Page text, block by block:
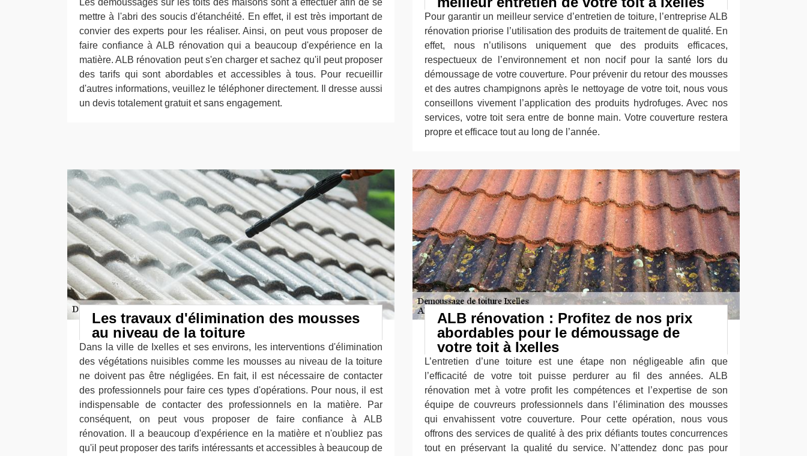
Les démoussages sur les toits des maisons sont à effectuer afin de se
mettre à l'abri des soucis d'étanchéité. En effet, il est très important de
convier des experts pour les réaliser. Ainsi, on peut vous proposer de
faire confiance à ALB rénovation qui a beaucoup d'expérience en la
matière. ALB rénovation peut s'en charger et sachez qu'il peut proposer
des tarifs qui sont abordables et accessibles à tous. Pour recueillir
d'autres informations, veuillez le téléphoner directement. Il dresse aussi
un devis totalement gratuit et sans engagement.
Pour garantir un meilleur service d’entretien de toiture, l’entreprise ALB
rénovation priorise l’utilisation des produits de traitement de qualité. En
effet, nous n’utilisons uniquement que des produits efficaces,
respectueux de l’environnement et non nocif pour la santé lors du
démoussage de votre couverture. Pour prévenir du retour des mousses
et des autres champignons après le nettoyage de votre toit, nous vous
conseillons vivement l’application des produits hydrofuges. Avec nos
services, votre toit sera entre de bonne main. Votre couverture restera
propre et efficace tout au long de l’année.
Les travaux d'élimination des mousses
au niveau de la toiture
Dans la ville de Ixelles et ses environs, les interventions d'élimination
des végétations nuisibles comme les mousses au niveau de la toiture
ne doivent pas être négligées. En fait, il est nécessaire de contacter
des professionnels pour faire ces types d'opérations. Pour nous, il est
indispensable de contacter des professionnels en la matière. Par
conséquent, on peut vous proposer de faire confiance à ALB
rénovation. Il a beaucoup d'expérience en la matière et n'oubliez pas
qu'il peut proposer des tarifs intéressants et accessibles à beaucoup de
ALB rénovation : Profitez de nos prix
abordables pour le démoussage de
votre toit à Ixelles
L’entretien d’une toiture est une étape non négligeable afin que
l’efficacité de votre toit puisse perdurer au fil des années. ALB
rénovation met à votre profit les compétences et l’expertise de son
équipe de couvreurs professionnels dans l’élimination des mousses
qui envahissent votre couverture. Pour cette opération, nous vous
offrons des services de qualité à des prix défiants toutes concurrences
tout en préservant la qualité du service. N’attendez donc pas pour